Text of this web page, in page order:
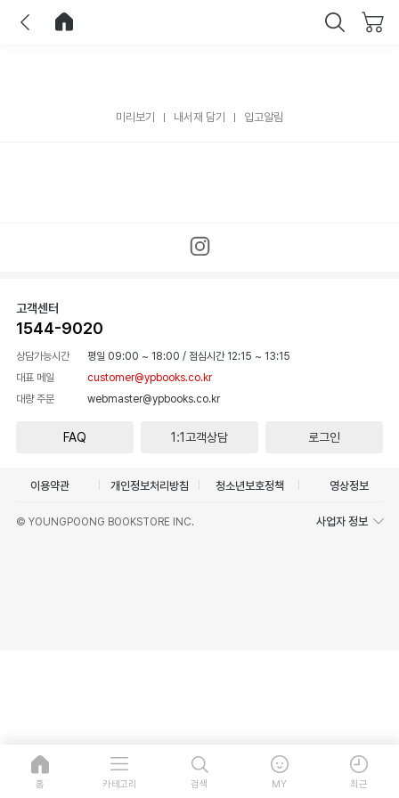
미리보기 내서재 담기 입고알림
고객센터
1544-9020
상담가능시간 평일 09:00 ~ 18:00 / 점심시간 12:15 ~ 13:15
대표 메일
customer@ypbooks.co.kr
대량 주문
webmaster@ypbooks.co.kr
FAQ 1:1고객상담 로그인
이용약관 개인정보처리방침 청소년보호정책 영상정보
© YOUNGPOONG BOOKSTORE INC. 사업자 정보
홈 카테고리 검색 MY 최근